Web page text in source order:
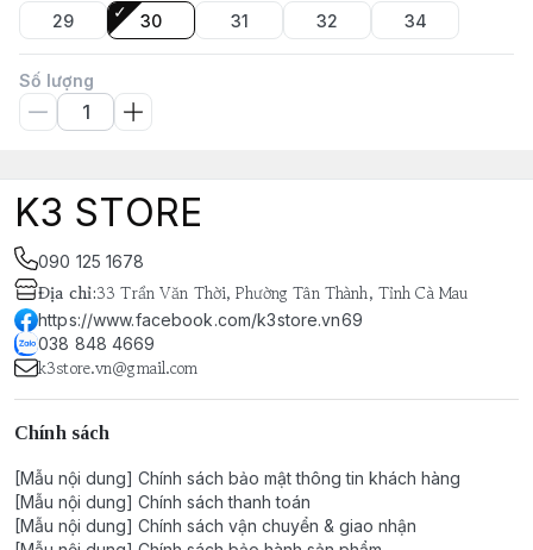
29
30 31 32 34
Số lượng
K3 STORE
090 125 1678
Địa chỉ:33 Trần Văn Thời, Phường Tân Thành, Tỉnh Cà Mau
https://www.facebook.com/k3store.vn69
038 848 4669
k3store.vn@gmail.com
Chính sách
[Mẫu nội dung] Chính sách bảo mật thông tin khách hàng
[Mẫu nội dung] Chính sách thanh toán
[Mẫu nội dung] Chính sách vận chuyển & giao nhận